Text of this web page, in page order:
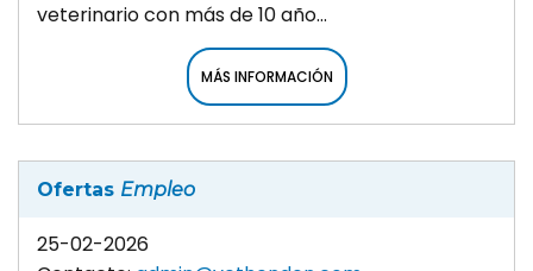
veterinario con más de 10 año...
MÁS INFORMACIÓN
Ofertas Empleo
25-02-2026